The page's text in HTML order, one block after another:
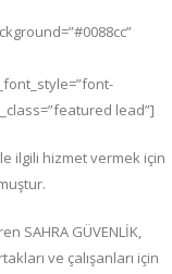
lead”]
ilgili hizmet vermek için
SAHRA GÜVENLİK,
ve çalışanları için